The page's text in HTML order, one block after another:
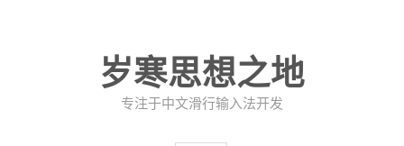
岁寒思想之地
专注于中文滑行输入法开发